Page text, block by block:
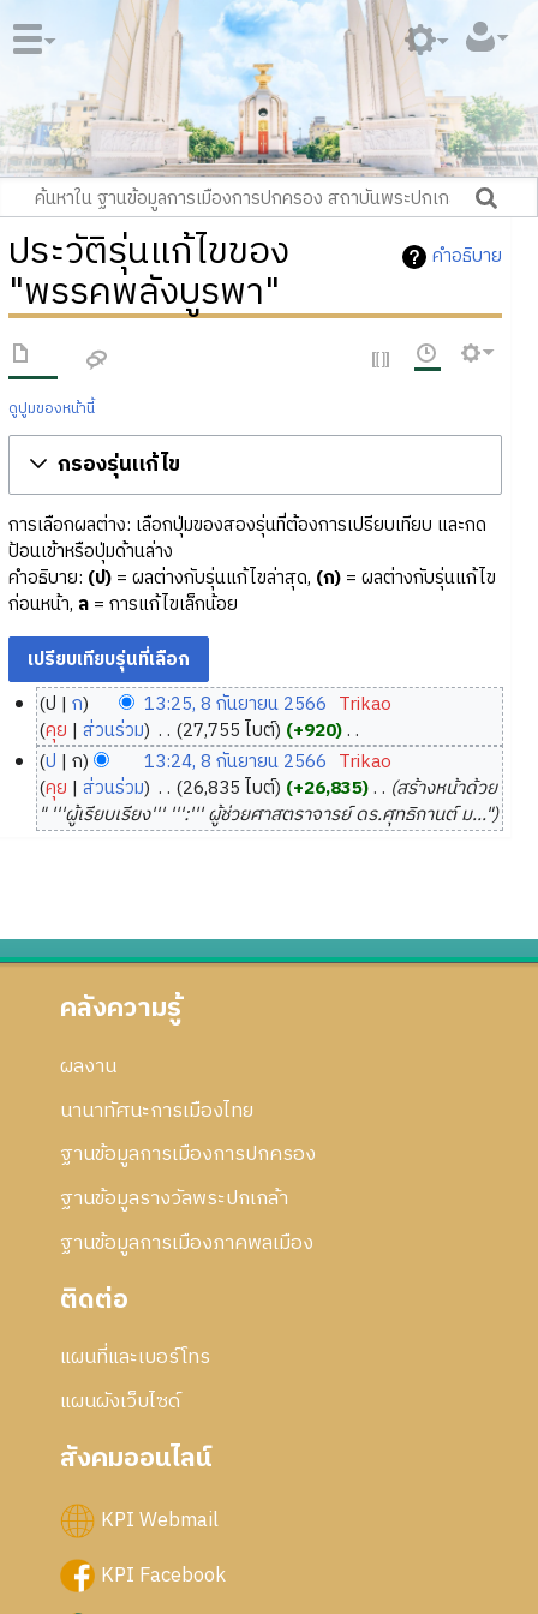
คำอธิบาย
ประวัติรุ่นแก้ไขของ
"พรรคพลังบูรพา"
ดูปูมของหน้านี้
กรองรุ่นแก้ไข
การเลือกผลต่าง: เลือกปุ่มของสองรุ่นที่ต้องการเปรียบเทียบ และกด
ป้อนเข้าหรือปุ่มด้านล่าง
คำอธิบาย: (ป)= ผลต่างกับรุ่นแก้ไขล่าสุด, (ก)= ผลต่างกับรุ่นแก้ไข
ก่อนหน้า, ล= การแก้ไขเล็กน้อย
กั
5
ป ก 13:25, 8 กันยายน 2566 Trikao
คุย ส่วนร่วม ‎ 27,755 ไบต์ +920 ‎
ไ
ม่
มี
ค
ย่
อ
ป ก 13:24, 8 กันยายน 2566 Trikao
คุย ส่วนร่วม ‎ 26,835 ไบต์ +26,835 ‎
สร้างหน้าด้วย
" '''ผู้เรียบเรียง''' ''':''' ผู้ช่วยศาสตราจารย์ ดร.ศุทธิกานต์ ม..."
คลังความรู้
ผลงาน
นานาทัศนะการเมืองไทย
ฐานข้อมูลการเมืองการปกครอง
ฐานข้อมูลรางวัลพระปกเกล้า
ฐานข้อมูลการเมืองภาคพลเมือง
ติดต่อ
แผนที่และเบอร์โทร
แผนผังเว็บไซด์
สังคมออนไลน์
KPI Webmail
KPI Facebook